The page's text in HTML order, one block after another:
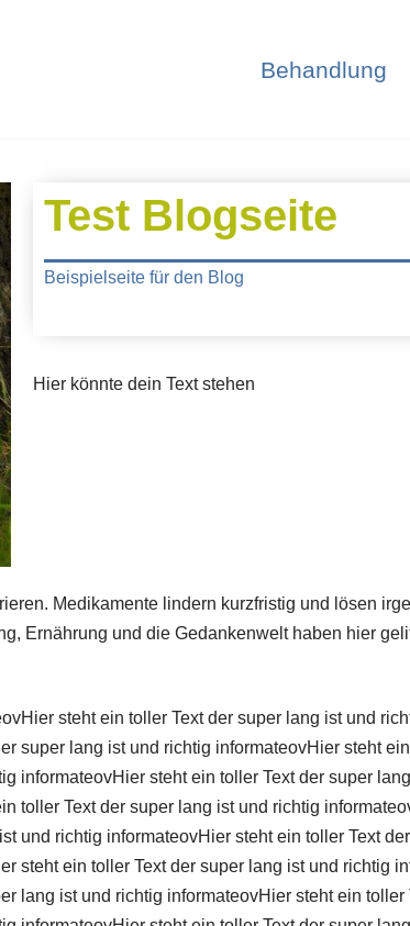
Behandlung
Test Blogseite
Beispielseite für den Blog
Hier könnte dein Text stehen
Medikamente lindern kurzfristig und lösen
Ernährung und die Gedankenwelt haben hier
steht ein toller Text der super lang ist und
super lang ist und richtig informateovHier steht
informateovHier steht ein toller Text der super
toller Text der super lang ist und richtig
und richtig informateovHier steht ein toller Text
steht ein toller Text der super lang ist und richtig
lang ist und richtig informateovHier steht ein